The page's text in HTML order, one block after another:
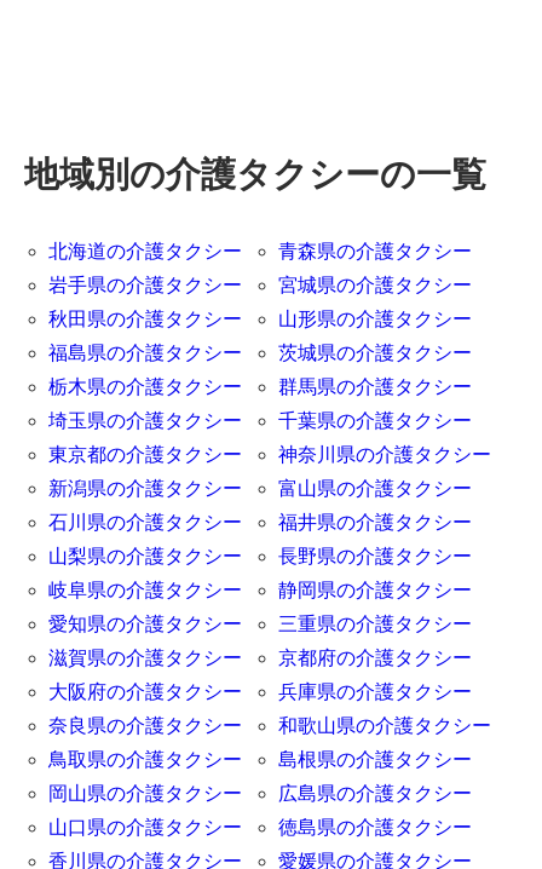
地域別の介護タクシーの一覧
北海道の介護タクシー
青森県の介護タクシー
岩手県の介護タクシー
宮城県の介護タクシー
秋田県の介護タクシー
山形県の介護タクシー
福島県の介護タクシー
茨城県の介護タクシー
栃木県の介護タクシー
群馬県の介護タクシー
埼玉県の介護タクシー
千葉県の介護タクシー
東京都の介護タクシー
神奈川県の介護タクシー
新潟県の介護タクシー
富山県の介護タクシー
石川県の介護タクシー
福井県の介護タクシー
山梨県の介護タクシー
長野県の介護タクシー
岐阜県の介護タクシー
静岡県の介護タクシー
愛知県の介護タクシー
三重県の介護タクシー
滋賀県の介護タクシー
京都府の介護タクシー
大阪府の介護タクシー
兵庫県の介護タクシー
奈良県の介護タクシー
和歌山県の介護タクシー
鳥取県の介護タクシー
島根県の介護タクシー
岡山県の介護タクシー
広島県の介護タクシー
山口県の介護タクシー
徳島県の介護タクシー
香川県の介護タクシー
愛媛県の介護タクシー